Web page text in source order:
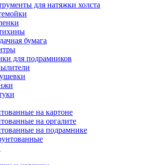
для натяжки холста
бумага
для подрамников
на картоне
на оргалите
на подрамнике